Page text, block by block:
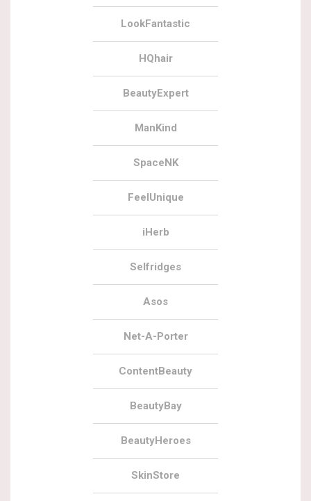
LookFantastic
HQhair
BeautyExpert
ManKind
SpaceNK
FeelUnique
iHerb
Selfridges
Asos
Net-A-Porter
ContentBeauty
BeautyBay
BeautyHeroes
SkinStore